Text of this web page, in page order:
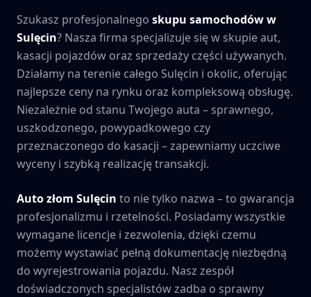
Szukasz profesjonalnego skupu samochodów w
Sulęcin? Nasza firma specjalizuje się w skupie aut,
kasacji pojazdów oraz sprzedaży części używanych.
Działamy na terenie całego Sulęcin i okolic, oferując
najlepsze ceny na rynku oraz kompleksową obsługę.
Niezależnie od stanu Twojego auta – sprawnego,
uszkodzonego, powypadkowego czy
przeznaczonego do kasacji – zapewniamy uczciwe
wyceny i szybką realizację transakcji.
Auto złom Sulęcin to nie tylko nazwa – to gwarancja
profesjonalizmu i rzetelności. Posiadamy wszystkie
wymagane licencje i zezwolenia, dzięki czemu
możemy wystawiać pełną dokumentację niezbędną
do wyrejestrowania pojazdu. Nasz zespół
doświadczonych specjalistów zadba o sprawny